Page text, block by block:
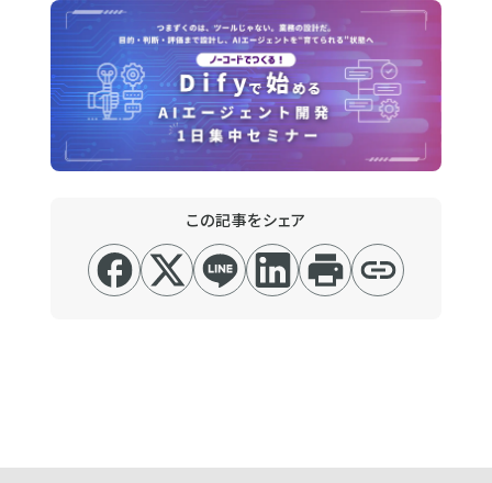
この記事をシェア